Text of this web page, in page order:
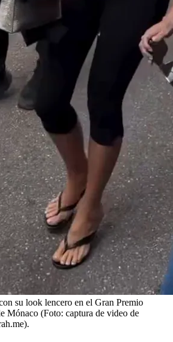
su look lencero en el Gran Premio
Mónaco (Foto: captura de video de